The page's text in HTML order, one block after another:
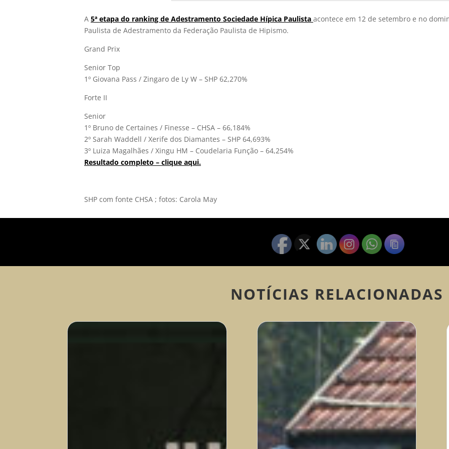
A 5ª etapa do ranking de Adestramento Sociedade Hípica Paulista acontece em 12 de setembro e no
Paulista de Adestramento da Federação Paulista de Hipismo.
Grand Prix
Senior Top
1º Giovana Pass / Zingaro de Ly W – SHP 62,270%
Forte II
Senior
1º Bruno de Certaines / Finesse – CHSA – 66,184%
2º Sarah Waddell / Xerife dos Diamantes – SHP 64,693%
3º Luiza Magalhães / Xingu HM – Coudelaria Função – 64,254%
Resultado completo – clique aqui.
SHP com fonte CHSA ; fotos: Carola May
NOTÍCIAS RELACIONADAS